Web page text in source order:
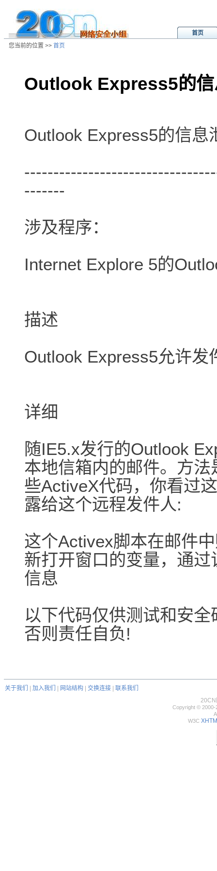
首页
您当前的位置 >> 首页
Outlook Express5的信
Outlook Express5的信息
-------
涉及程序：
Internet Explore 5的
描述
Outlook Express5允许发
详细
随IE5.x发行的Outlook
本地信箱内的邮件。方
些ActiveX代码，你看过
露给这个远程发件人:
这个Activex脚本在邮件
新打开窗口的变量，通
信息
以下代码仅供测试和安
否则责任自负!
关于我们 加入我们 网站结构 交换连接
联系我们
20CN
Copyright © 2000-
W3C